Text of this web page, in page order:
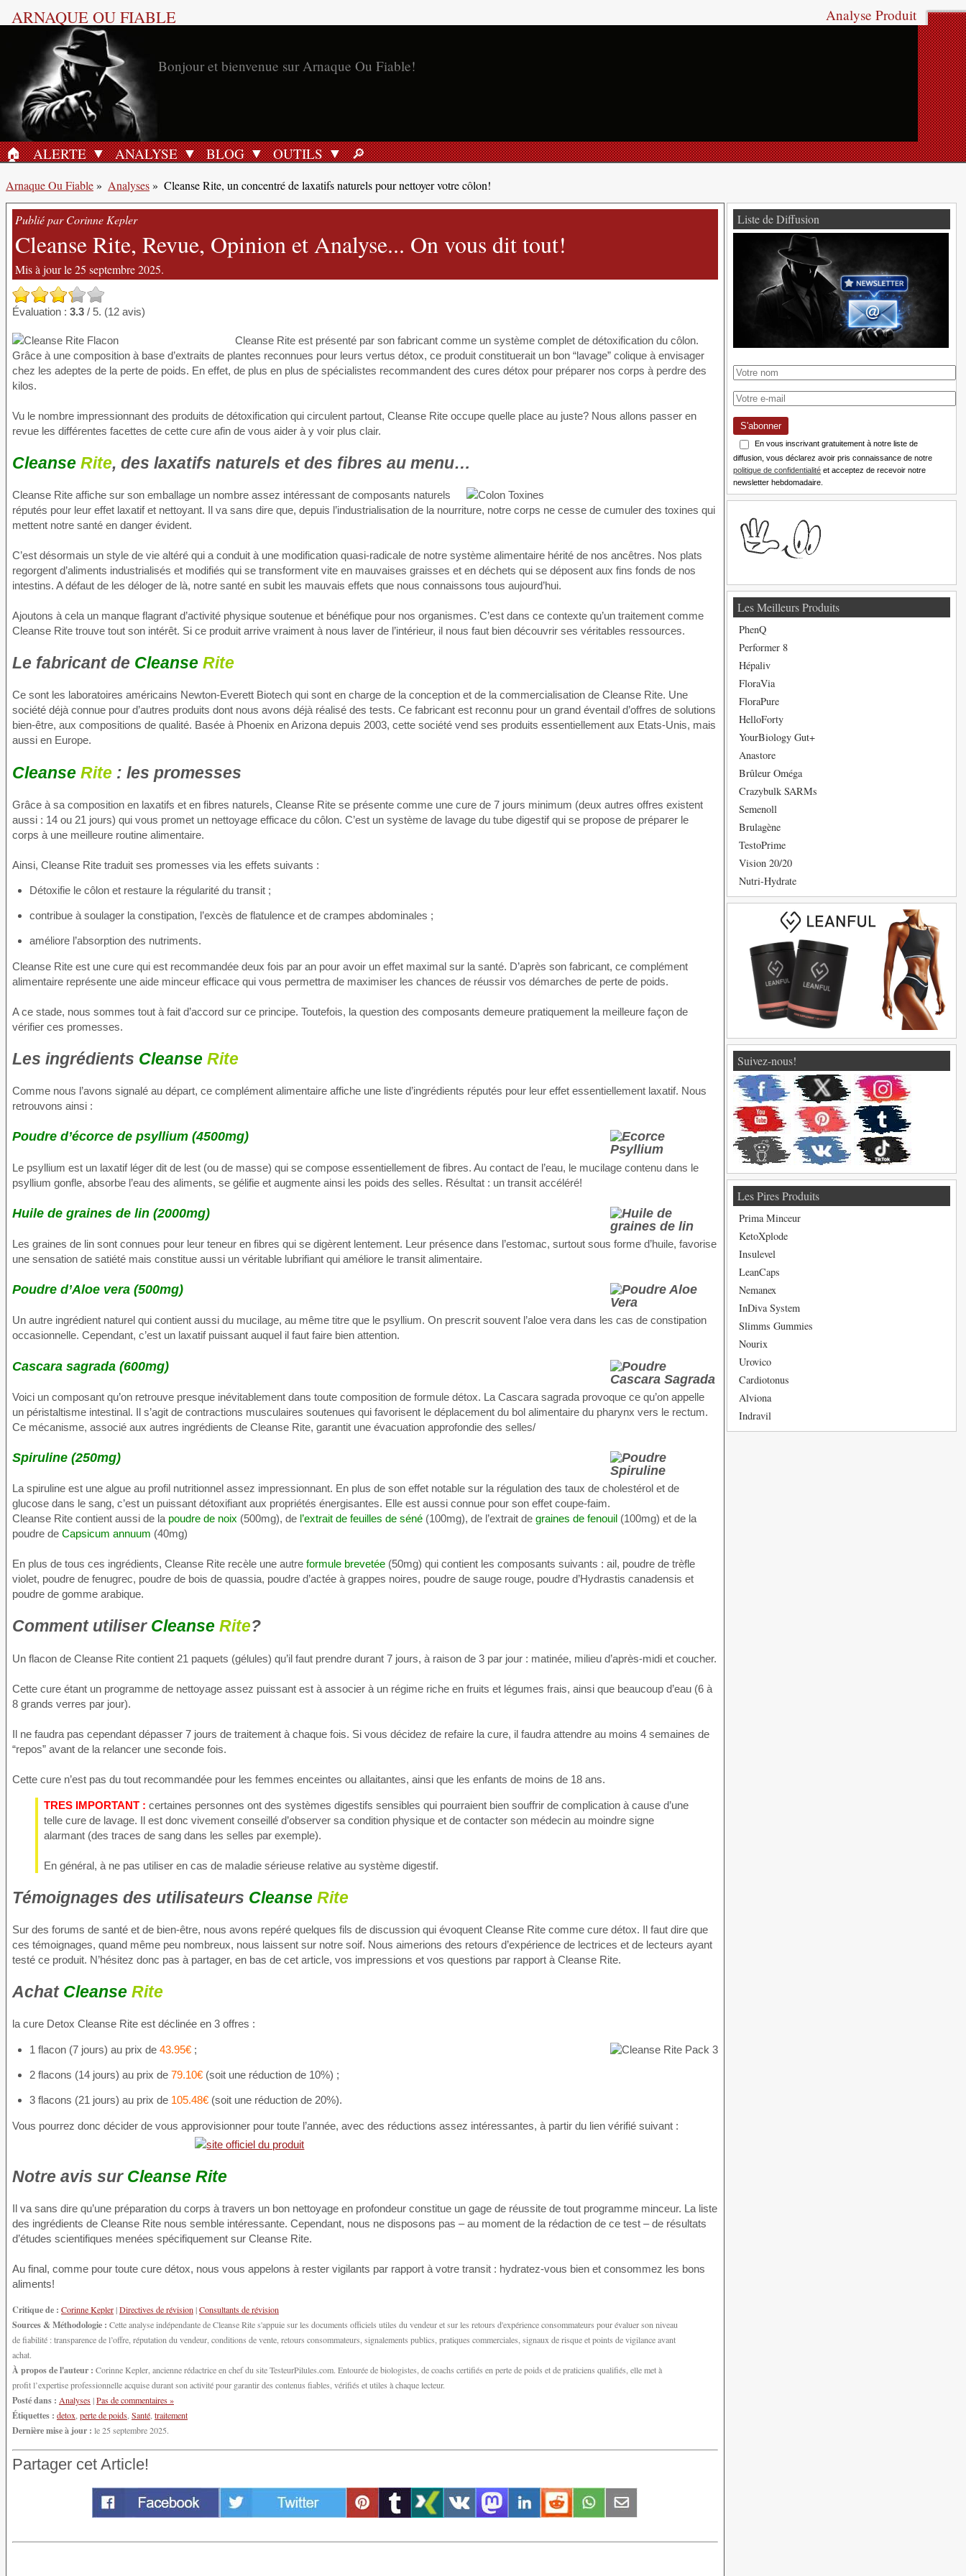
ARNAQUE OU FIABLE
Analyse Produit
ACCUEIL
🏠︎ ALERTE ANALYSE BLOG OUTILS RECHERCHER
🔎︎
Arnaque Ou Fiable» Analyses» Cleanse Rite, un concentré de laxatifs naturels pour nettoyer votre côlon!
Publié par Corinne Kepler
Cleanse Rite, Revue, Opinion et Analyse... On vous dit tout!
Mis à jour le 25 septembre 2025.
Évaluation : 3.3 / 5. (12 avis)
Cleanse Rite est présenté par son fabricant comme un système complet de détoxification du côlon.
Grâce à une composition à base d’extraits de plantes reconnues pour leurs vertus détox, ce produit constituerait un bon “lavage” colique à envisager
chez les adeptes de la perte de poids. En effet, de plus en plus de spécialistes recommandent des cures détox pour préparer nos corps à perdre des
kilos.
Vu le nombre impressionnant des produits de détoxification qui circulent partout, Cleanse Rite occupe quelle place au juste? Nous allons passer en
revue les différentes facettes de cette cure afin de vous aider à y voir plus clair.
Cleanse Rite, des laxatifs naturels et des fibres au menu…
Cleanse Rite affiche sur son emballage un nombre assez intéressant de composants naturels
réputés pour leur effet laxatif et nettoyant. Il va sans dire que, depuis l’industrialisation de la nourriture, notre corps ne cesse de cumuler des toxines qui
mettent notre santé en danger évident.
C’est désormais un style de vie altéré qui a conduit à une modification quasi-radicale de notre système alimentaire hérité de nos ancêtres. Nos plats
regorgent d’aliments industrialisés et modifiés qui se transforment vite en mauvaises graisses et en déchets qui se déposent aux fins fonds de nos
intestins. A défaut de les déloger de là, notre santé en subit les mauvais effets que nous connaissons tous aujourd’hui.
Ajoutons à cela un manque flagrant d’activité physique soutenue et bénéfique pour nos organismes. C’est dans ce contexte qu’un traitement comme
Cleanse Rite trouve tout son intérêt. Si ce produit arrive vraiment à nous laver de l’intérieur, il nous faut bien découvrir ses véritables ressources.
Le fabricant de Cleanse Rite
Ce sont les laboratoires américains Newton-Everett Biotech qui sont en charge de la conception et de la commercialisation de Cleanse Rite. Une
société déjà connue pour d’autres produits dont nous avons déjà réalisé des tests. Ce fabricant est reconnu pour un grand éventail d’offres de solutions
bien-être, aux compositions de qualité. Basée à Phoenix en Arizona depuis 2003, cette société vend ses produits essentiellement aux Etats-Unis, mais
aussi en Europe.
Cleanse Rite : les promesses
Grâce à sa composition en laxatifs et en fibres naturels, Cleanse Rite se présente comme une cure de 7 jours minimum (deux autres offres existent
aussi : 14 ou 21 jours) qui vous promet un nettoyage efficace du côlon. C’est un système de lavage du tube digestif qui se propose de préparer le
corps à une meilleure routine alimentaire.
Ainsi, Cleanse Rite traduit ses promesses via les effets suivants :
Détoxifie le côlon et restaure la régularité du transit ;
contribue à soulager la constipation, l’excès de flatulence et de crampes abdominales ;
améliore l’absorption des nutriments.
Cleanse Rite est une cure qui est recommandée deux fois par an pour avoir un effet maximal sur la santé. D’après son fabricant, ce complément
alimentaire représente une aide minceur efficace qui vous permettra de maximiser les chances de réussir vos démarches de perte de poids.
A ce stade, nous sommes tout à fait d’accord sur ce principe. Toutefois, la question des composants demeure pratiquement la meilleure façon de
vérifier ces promesses.
Les ingrédients Cleanse Rite
Comme nous l’avons signalé au départ, ce complément alimentaire affiche une liste d’ingrédients réputés pour leur effet essentiellement laxatif. Nous
retrouvons ainsi :
Poudre d’écorce de psyllium (4500mg)
Le psyllium est un laxatif léger dit de lest (ou de masse) qui se compose essentiellement de fibres. Au contact de l’eau, le mucilage contenu dans le
psyllium gonfle, absorbe l’eau des aliments, se gélifie et augmente ainsi les poids des selles. Résultat : un transit accéléré!
Huile de graines de lin (2000mg)
Les graines de lin sont connues pour leur teneur en fibres qui se digèrent lentement. Leur présence dans l’estomac, surtout sous forme d’huile, favorise
une sensation de satiété mais constitue aussi un véritable lubrifiant qui améliore le transit alimentaire.
Poudre d’Aloe vera (500mg)
Un autre ingrédient naturel qui contient aussi du mucilage, au même titre que le psyllium. On prescrit souvent l’aloe vera dans les cas de constipation
occasionnelle. Cependant, c’est un laxatif puissant auquel il faut faire bien attention.
Cascara sagrada (600mg)
Voici un composant qu’on retrouve presque inévitablement dans toute composition de formule détox. La Cascara sagrada provoque ce qu’on appelle
un péristaltisme intestinal. Il s’agit de contractions musculaires soutenues qui favorisent le déplacement du bol alimentaire du pharynx vers le rectum.
Ce mécanisme, associé aux autres ingrédients de Cleanse Rite, garantit une évacuation approfondie des selles/
Spiruline (250mg)
La spiruline est une algue au profil nutritionnel assez impressionnant. En plus de son effet notable sur la régulation des taux de cholestérol et de
glucose dans le sang, c’est un puissant détoxifiant aux propriétés énergisantes. Elle est aussi connue pour son effet coupe-faim.
Cleanse Rite contient aussi de la poudre de noix (500mg), de l’extrait de feuilles de séné (100mg), de l’extrait de graines de fenouil (100mg) et de la
poudre de Capsicum annuum (40mg)
En plus de tous ces ingrédients, Cleanse Rite recèle une autre formule brevetée (50mg) qui contient les composants suivants : ail, poudre de trèfle
violet, poudre de fenugrec, poudre de bois de quassia, poudre d’actée à grappes noires, poudre de sauge rouge, poudre d’Hydrastis canadensis et
poudre de gomme arabique.
Comment utiliser Cleanse Rite?
Un flacon de Cleanse Rite contient 21 paquets (gélules) qu’il faut prendre durant 7 jours, à raison de 3 par jour : matinée, milieu d’après-midi et coucher.
Cette cure étant un programme de nettoyage assez puissant est à associer à un régime riche en fruits et légumes frais, ainsi que beaucoup d’eau (6 à
8 grands verres par jour).
Il ne faudra pas cependant dépasser 7 jours de traitement à chaque fois. Si vous décidez de refaire la cure, il faudra attendre au moins 4 semaines de
“repos” avant de la relancer une seconde fois.
Cette cure n’est pas du tout recommandée pour les femmes enceintes ou allaitantes, ainsi que les enfants de moins de 18 ans.
TRES IMPORTANT : certaines personnes ont des systèmes digestifs sensibles qui pourraient bien souffrir de complication à cause d’une
telle cure de lavage. Il est donc vivement conseillé d’observer sa condition physique et de contacter son médecin au moindre signe
alarmant (des traces de sang dans les selles par exemple).
En général, à ne pas utiliser en cas de maladie sérieuse relative au système digestif.
Témoignages des utilisateurs Cleanse Rite
Sur des forums de santé et de bien-être, nous avons repéré quelques fils de discussion qui évoquent Cleanse Rite comme cure détox. Il faut dire que
ces témoignages, quand même peu nombreux, nous laissent sur notre soif. Nous aimerions des retours d’expérience de lectrices et de lecteurs ayant
testé ce produit. N’hésitez donc pas à partager, en bas de cet article, vos impressions et vos questions par rapport à Cleanse Rite.
Achat Cleanse Rite
la cure Detox Cleanse Rite est déclinée en 3 offres :
1 flacon (7 jours) au prix de 43.95€ ;
2 flacons (14 jours) au prix de 79.10€ (soit une réduction de 10%) ;
3 flacons (21 jours) au prix de 105.48€ (soit une réduction de 20%).
Vous pourrez donc décider de vous approvisionner pour toute l’année, avec des réductions assez intéressantes, à partir du lien vérifié suivant :
Notre avis sur Cleanse Rite
Il va sans dire qu’une préparation du corps à travers un bon nettoyage en profondeur constitue un gage de réussite de tout programme minceur. La liste
des ingrédients de Cleanse Rite nous semble intéressante. Cependant, nous ne disposons pas – au moment de la rédaction de ce test – de résultats
d’études scientifiques menées spécifiquement sur Cleanse Rite.
Au final, comme pour toute cure détox, nous vous appelons à rester vigilants par rapport à votre transit : hydratez-vous bien et consommez les bons
aliments!
Critique de : Corinne Kepler|Directives de révision|Consultants de révision
Sources & Méthodologie : Cette analyse indépendante de Cleanse Rite s'appuie sur les documents officiels utiles du vendeur et sur les retours d'expérience consommateurs pour évaluer son niveau
de fiabilité : transparence de l’offre, réputation du vendeur, conditions de vente, retours consommateurs, signalements publics, pratiques commerciales, signaux de risque et points de vigilance avant
achat.
À propos de l'auteur : Corinne Kepler, ancienne rédactrice en chef du site TesteurPilules.com. Entourée de biologistes, de coachs certifiés en perte de poids et de praticiens qualifiés, elle met à
profit l’expertise professionnelle acquise durant son activité pour garantir des contenus fiables, vérifiés et utiles à chaque lecteur.
Posté dans : Analyses|Pas de commentaires »
Étiquettes : detox,perte de poids,Santé,traitement
Dernière mise à jour : le 25 septembre 2025.
Partager cet Article!
Liste de Diffusion
S'abonner
En vous inscrivant gratuitement à notre liste de
diffusion, vous déclarez avoir pris connaissance de notre
politique de confidentialité et acceptez de recevoir notre
newsletter hebdomadaire.
Les Meilleurs Produits
PhenQ
Performer 8
Hépaliv
FloraVia
FloraPure
HelloForty
YourBiology Gut+
Anastore
Brûleur Oméga
Crazybulk SARMs
Semenoll
Brulagène
TestoPrime
Vision 20/20
Nutri-Hydrate
Suivez-nous!
Les Pires Produits
Prima Minceur
KetoXplode
Insulevel
LeanCaps
Nemanex
InDiva System
Slimms Gummies
Nourix
Urovico
Cardiotonus
Alviona
Indravil